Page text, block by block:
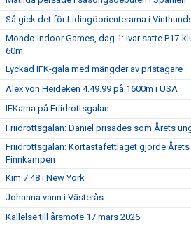
Så gick det för Lidingöorienterarna i
Mondo Indoor Games, dag 1: Ivar satte P17-
60m
Lyckad IFK-gala med mängder av pristagare
Alex von Heideken 4.49.99 på 1600m i USA
IFKarna på Friidrottsgalan
Friidrottsgalan: Daniel prisades som Årets
Friidrottsgalan: Kortastafettlaget gjorde
Finnkampen
Kim 7.48 i New York
Johanna vann i Västerås
Kallelse till årsmöte 17 mars 2026